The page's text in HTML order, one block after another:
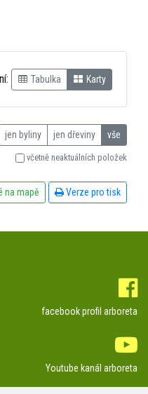
Tabulka Karty
jen byliny jen dřeviny vše
včetně neaktuálních položek
na mapě Verze pro tisk
facebook profil arboreta
Youtube kanál arboreta